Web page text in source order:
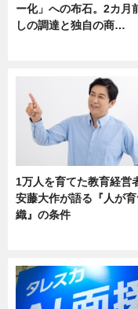
ー化」への布石。2カ月
しの調達と独自の商…
1万人を育てた教育経営
安藤大作が語る『人が
織』の条件